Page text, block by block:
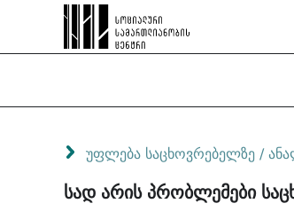
უფლება საცხოვრებელზე /
სად არის პრობლემები